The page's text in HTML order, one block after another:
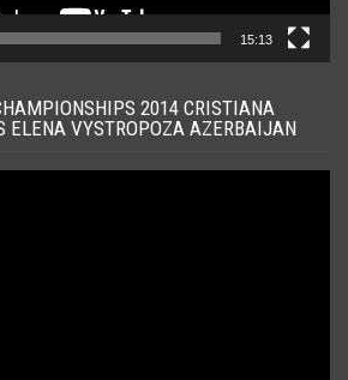
15:13
2014 CRISTIANA
ELENA VYSTROPOZA AZERBAIJAN